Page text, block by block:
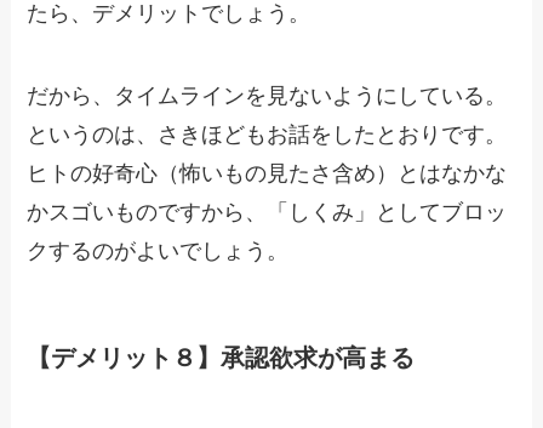
たら、デメリットでしょう。
だから、タイムラインを見ないようにしている。
というのは、さきほどもお話をしたとおりです。
ヒトの好奇心（怖いもの見たさ含め）とはなかな
かスゴいものですから、「しくみ」としてブロッ
クするのがよいでしょう。
【デメリット８】承認欲求が高まる